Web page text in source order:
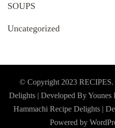
SOUPS
Uncategorized
© Copyright 2023 RECIPES.
Delights | Developed By Younes
Hammachi Recipe Delights |
Powered by